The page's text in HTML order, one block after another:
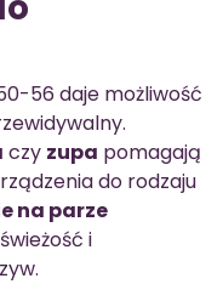
56 daje możliwość
czy zupa pomagają
do rodzaju
na parze
i